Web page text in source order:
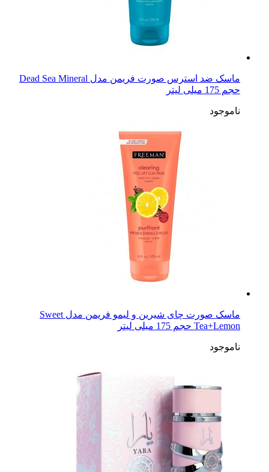
ماسک ضد استرس صورت فریمن مدل Dead Sea Mineral
حجم 175 میلی لیتر
ناموجود
ماسک صورت چای شیرین و لیمو فریمن مدل Sweet
Tea+Lemon حجم 175 میلی لیتر
ناموجود